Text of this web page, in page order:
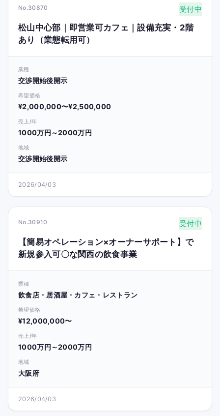
No.30870 受付中
松山中心部｜即営業可カフェ｜設備充実・2階
あり（業態転用可）
業種
交渉開始後開示
希望価格
¥2,000,000〜¥2,500,000
売上/年
1000万円～2000万円
地域
交渉開始後開示
2026/04/03
No.30910 受付中
【簡易オペレーション×オーナーサポート】で
新規参入可〇な関西の飲食事業
業種
飲食店・居酒屋・カフェ・レストラン
希望価格
¥12,000,000〜
売上/年
1000万円～2000万円
地域
大阪府
2026/04/03